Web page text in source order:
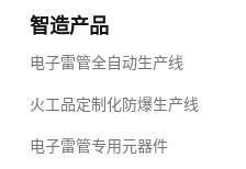
智造产品
电子雷管全自动生产线
火工品定制化防爆生产线
电子雷管专用元器件